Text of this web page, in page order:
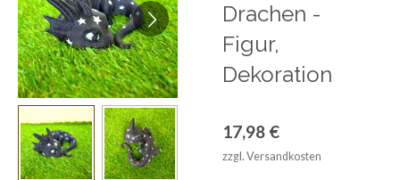
Drachen -
Figur,
Dekoration
17,98 €
zzgl. Versandkosten